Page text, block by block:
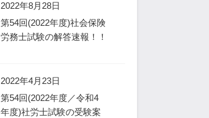
2022年8月28日
第54回(2022年度)社会保険
労務士試験の解答速報！！
2022年4月23日
第54回(2022年度／令和4
年度)社労士試験の受験案